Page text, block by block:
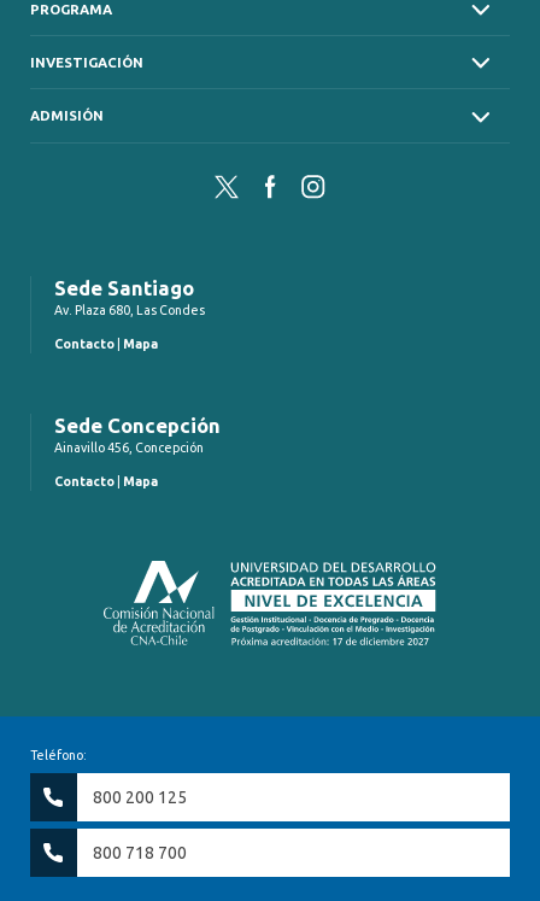
PROGRAMA
INVESTIGACIÓN
ADMISIÓN
Twitter FacebookInstagram
Sede Santiago
Av. Plaza 680, Las Condes
Contacto Mapa
Sede Concepción
Ainavillo 456, Concepción
Contacto Mapa
Teléfono:
800 200 125
800 718 700